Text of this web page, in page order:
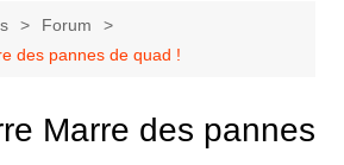
Forum
des pannes de quad !
Marre des pannes